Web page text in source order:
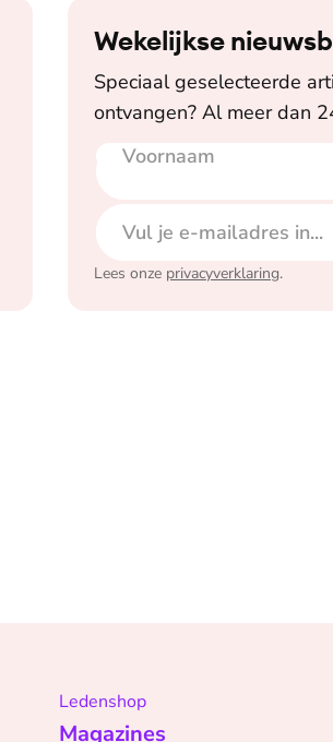
Wekelijkse
Speciaal geselecteerde
ontvangen? Al meer dan
Voornaam
E-mailadres
Lees onze privacyverklaring.
Ledenshop
Magazines